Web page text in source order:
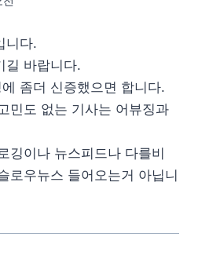
니다.
길 바랍니다.
좀더 신증했으면 합니다.
민도 없는 기사는 어뷰징과
깅이나 뉴스피드나 다를비
로우뉴스 들어오는거 아닙니